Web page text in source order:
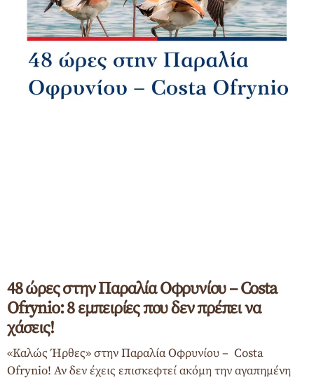
48 ώρες στην Παραλία Οφρυνίου – Costa
Ofrynio: 8 εμπειρίες που δεν πρέπει να
χάσεις!
«Καλώς Ήρθες» στην Παραλία Οφρυνίου – Costa
Ofrynio! Αν δεν έχεις επισκεφτεί ακόμη την αγαπημένη